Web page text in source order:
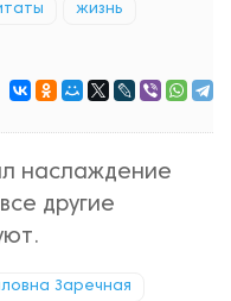
жизнь
наслаждение
другие
Заречная